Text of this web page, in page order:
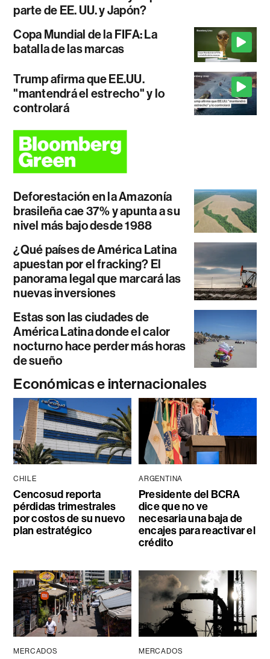
parte de EE. UU. y Japón?
Copa Mundial de la FIFA: La
batalla de las marcas
Trump afirma que EE.UU.
"mantendrá el estrecho" y lo
controlará
Deforestación en la Amazonía
brasileña cae 37% y apunta a su
nivel más bajo desde 1988
¿Qué países de América Latina
apuestan por el fracking? El
panorama legal que marcará las
nuevas inversiones
Estas son las ciudades de
América Latina donde el calor
nocturno hace perder más horas
de sueño
Económicas e internacionales
CHILE
Cencosud reporta
pérdidas trimestrales
por costos de su nuevo
plan estratégico
ARGENTINA
Presidente del BCRA
dice que no ve
necesaria una baja de
encajes para reactivar el
crédito
MERCADOS MERCADOS